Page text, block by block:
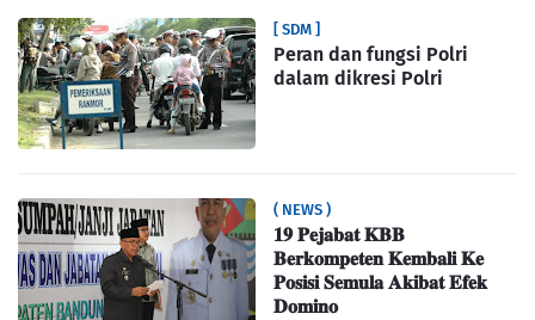
[ SDM ]
Peran dan fungsi Polri
dalam dikresi Polri
( NEWS )
𝟏𝟗 𝐏𝐞𝐣𝐚𝐛𝐚𝐭 𝐊𝐁𝐁
𝐁𝐞𝐫𝐤𝐨𝐦𝐩𝐞𝐭𝐞𝐧 𝐊𝐞𝐦𝐛𝐚𝐥𝐢 𝐊𝐞
𝐏𝐨𝐬𝐢𝐬𝐢 𝐒𝐞𝐦𝐮𝐥𝐚 𝐀𝐤𝐢𝐛𝐚𝐭 𝐄𝐟𝐞𝐤
𝐃𝐨𝐦𝐢𝐧𝐨